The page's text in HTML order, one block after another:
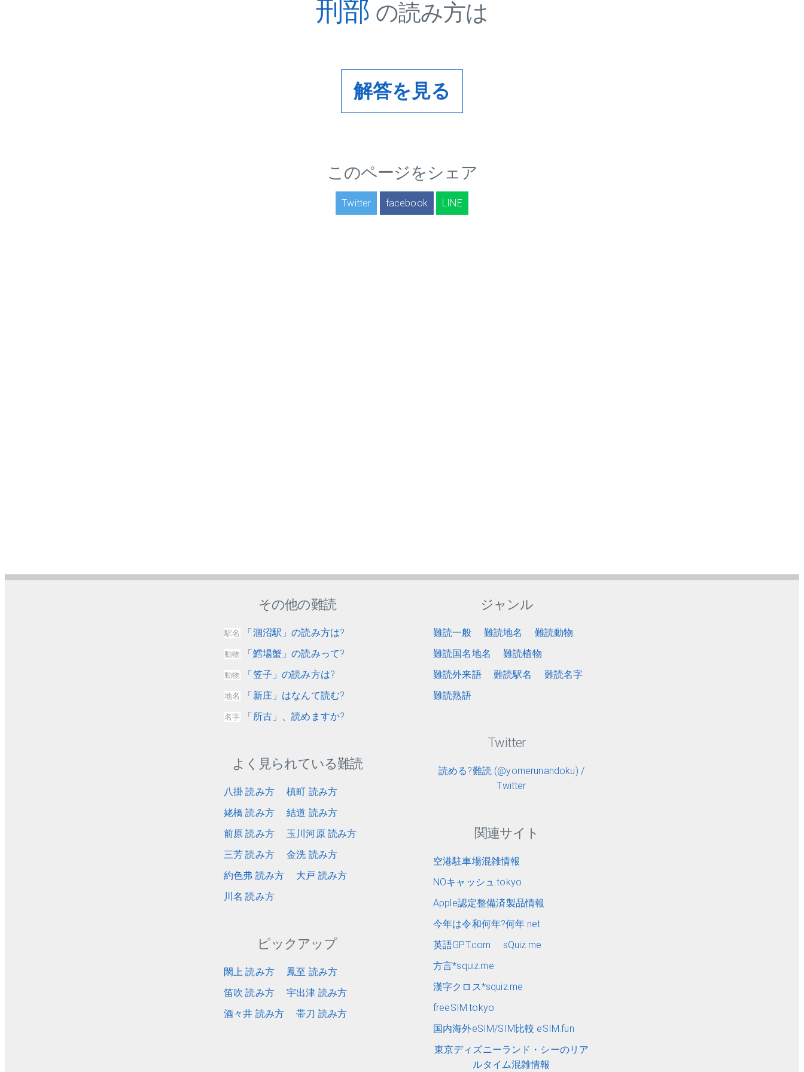
刑部 の読み方は
解答を見る
このページをシェア
Twitter facebook LINE
その他の難読
駅名 「涸沼駅」の読み方は?
動物 「鱈場蟹」の読みって?
動物 「笠子」の読み方は?
地名 「新庄」はなんて読む?
名字 「所古」、読めますか?
よく見られている難読
八掛 読み方
槙町 読み方
姥橋 読み方
結道 読み方
前原 読み方
玉川河原 読み方
三芳 読み方
金洗 読み方
約色弗 読み方
大戸 読み方
川名 読み方
ピックアップ
閖上 読み方
鳳至 読み方
笛吹 読み方
宇出津 読み方
酒々井 読み方
帯刀 読み方
ジャンル
難読一般 難読地名
難読動物
難読国名地名
難読植物
難読外来語
難読駅名
難読名字
難読熟語
Twitter
読める?難読 (@yomerunandoku) /
Twitter
関連サイト
空港駐車場混雑情報
NOキャッシュ.tokyo
Apple認定整備済製品情報
今年は令和何年?何年.net
英語GPT.com
sQuiz.me
方言*squiz.me
漢字クロス*squiz.me
freeSIM.tokyo
国内海外eSIM/SIM比較 eSIM.fun
東京ディズニーランド・シーのリア
ルタイム混雑情報